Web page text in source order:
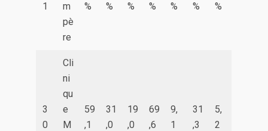
1
m
pè
re
%
%
%
%
%
%
%
3
0
Cli
ni
qu
e
M
59
,1
31
,0
19
,0
69
,6
9,
1
31
,3
5,
2